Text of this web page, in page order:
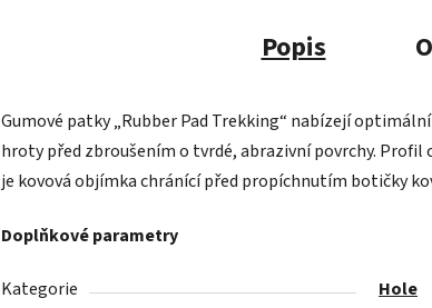
Popis
Gumové patky „Rubber Pad Trekking“ nabízejí
hroty před zbroušením o tvrdé, abrazivní povrchy.
je kovová objímka chránící před propíchnutím botičky
Doplňkové parametry
Kategorie
Hole